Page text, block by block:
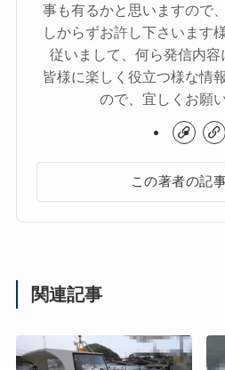
事も有るかと思いますので
しからずお許し下さいます
従いまして、何ら発信内容
皆様に楽しく役立つ様な情
ので、宜しくお願
この著者の記
関連記事